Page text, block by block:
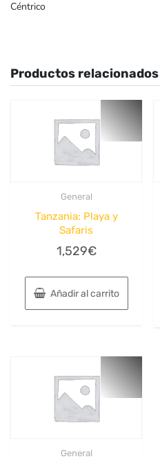
Céntrico
Productos relacionados
General
Tanzania: Playa y
Safaris
1,529€
Añadir al carrito
General